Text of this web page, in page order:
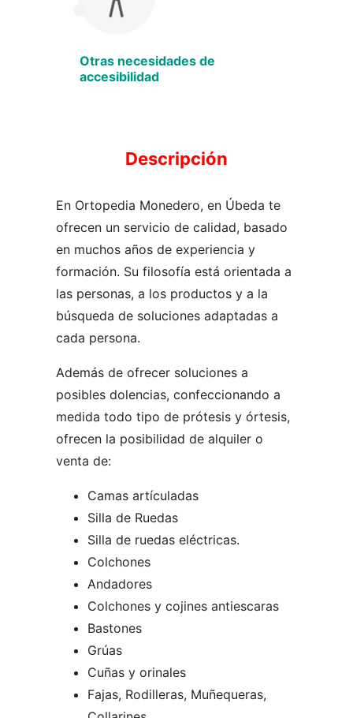
Otras necesidades de
accesibilidad
Descripción
En Ortopedia Monedero, en Úbeda te
ofrecen un servicio de calidad, basado
en muchos años de experiencia y
formación. Su filosofía está orientada a
las personas, a los productos y a la
búsqueda de soluciones adaptadas a
cada persona.
Además de ofrecer soluciones a
posibles dolencias, confeccionando a
medida todo tipo de prótesis y órtesis,
ofrecen la posibilidad de alquiler o
venta de:
Camas artículadas
Silla de Ruedas
Silla de ruedas eléctricas.
Colchones
Andadores
Colchones y cojines antiescaras
Bastones
Grúas
Cuñas y orinales
Fajas, Rodilleras, Muñequeras,